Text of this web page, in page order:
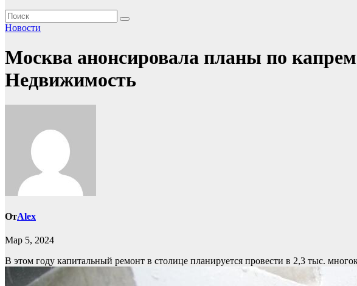
Новости
Москва анонсировала планы по
Недвижимость
ОтAlex
Мар 5, 2024
В этом году капитальный ремонт в столице планируется провести в 2,3 тыс.